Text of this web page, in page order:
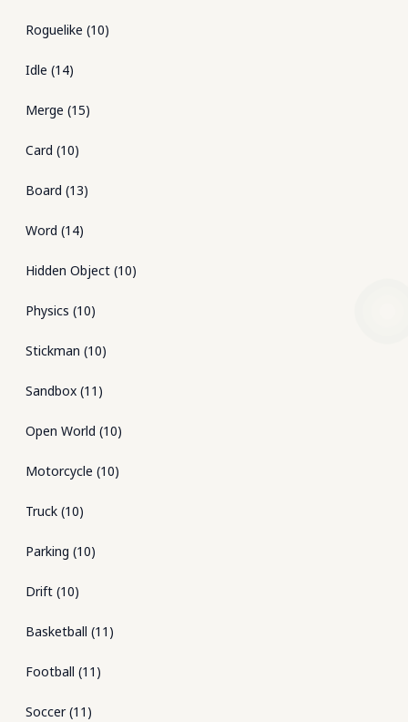
Roguelike (10)
Idle (14)
Merge (15)
Card (10)
Board (13)
Word (14)
Hidden Object (10)
Physics (10)
Stickman (10)
Sandbox (11 )
Open World (10)
Motorcycle (10)
Truck (10)
Parking (10)
Drift (10)
Basketball (11 )
Football (11 )
Soccer(11 )